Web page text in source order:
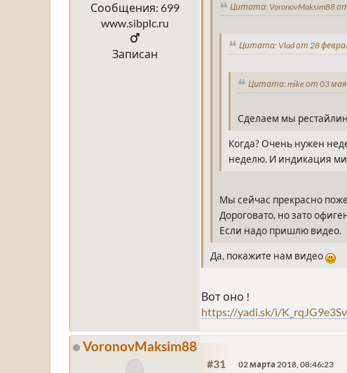
Сообщения: 699
www.sibplc.ru
Записан
Цитата: VoronovMaksim88
Цитата: Vlad от 28
Цитата: mike от 03 мая
Сделаем мы
Когда? Очень нужен
неделю. И индикация
Мы сейчас прекрасно
Дороговато, но зато
Если надо пришлю видео.
Да, покажите нам видео
Вот оно !
https://yadi.sk/i/
VoronovMaksim88
#31 02 марта 2018, 08:46:23